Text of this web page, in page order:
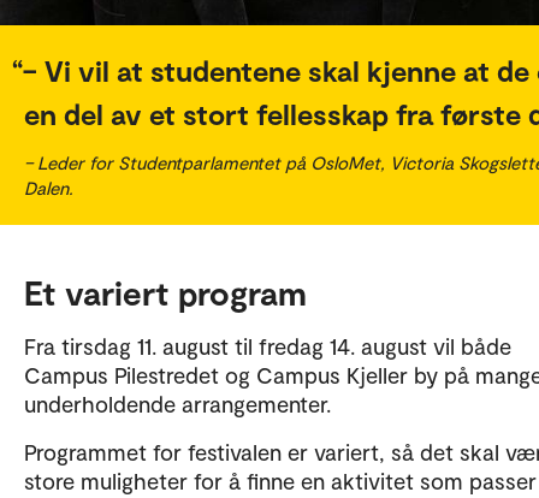
– Vi vil at studentene skal kjenne at de
en del av et stort fellesskap fra første
– Leder for Studentparlamentet på OsloMet, Victoria
Dalen.
Et variert program
Fra tirsdag 11. august til fredag 14. august vil både
Campus Pilestredet og Campus Kjeller by på
underholdende arrangementer.
Programmet for festivalen er variert, så det skal
store muligheter for å finne en aktivitet som